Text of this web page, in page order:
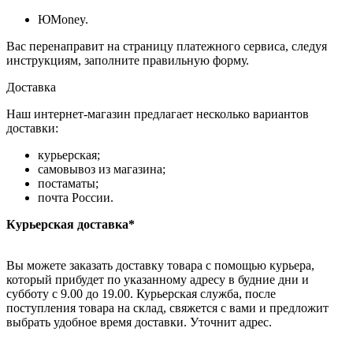
ЮMoney.
Вас перенаправит на страницу платежного сервиса, следуя
инструкциям, заполните правильную форму.
Доставка
Наш интернет-магазин предлагает несколько вариантов
доставки:
курьерская;
самовывоз из магазина;
постаматы;
почта России.
Курьерская доставка*
Вы можете заказать доставку товара с помощью курьера,
который прибудет по указанному адресу в будние дни и
субботу с 9.00 до 19.00. Курьерская служба, после
поступления товара на склад, свяжется с вами и предложит
выбрать удобное время доставки. Уточнит адрес.